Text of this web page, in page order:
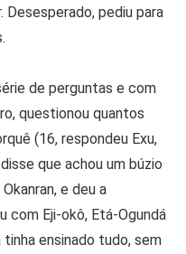
Desesperado, pediu para
de perguntas e com
questionou quantos
(16, respondeu Exu,
que achou um búzio
e deu a
com Eji-okô, Etá-Ogundá
ensinado tudo, sem